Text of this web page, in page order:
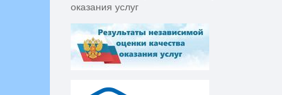
оказания услуг